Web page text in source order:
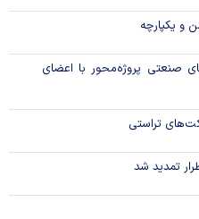
و یکپارچه
صنعتی پروژه‌محور با اعضای
تمدید شد